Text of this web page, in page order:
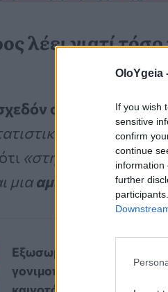
OloYgeia
If you wish
sensitive
confirm
continue
information
further
λέει γιατί
οι μισοί γάμοι
στοιχείο»
«στην
μιααμελής
Εξωσωματική
γονιμοποίηση: Οι